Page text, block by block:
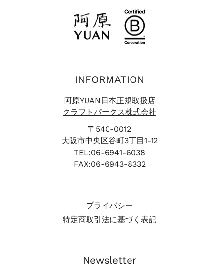
INFORMATION
阿原YUAN日本正規取扱店
クラフトパークス株式会社
〒540-0012
大阪市中央区谷町3丁目1-12
TEL:06-6941-6038
FAX:06-6943-8332
プライバシー
特定商取引法に基づく表記
Newsletter